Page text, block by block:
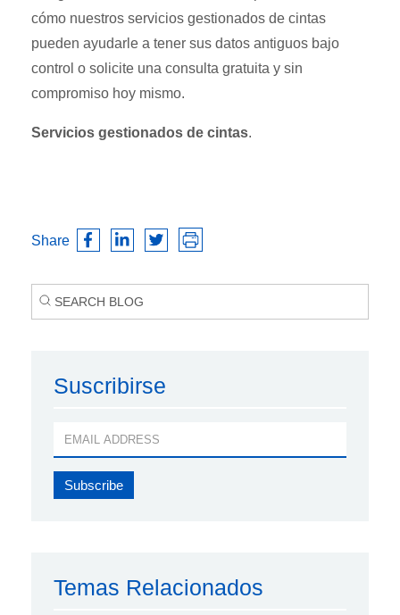
cómo nuestros servicios gestionados de cintas
pueden ayudarle a tener sus datos antiguos bajo
control o solicite una consulta gratuita y sin
compromiso hoy mismo.
Servicios gestionados de cintas.
Share
Suscribirse
Temas Relacionados